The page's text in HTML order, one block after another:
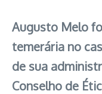
Augusto Melo
temerária no
de sua
Conselho de